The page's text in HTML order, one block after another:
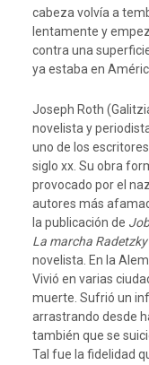
cabeza volvía a
lentamente y
contra una
ya estaba en
Joseph Roth
novelista y
uno de los
siglo xx. Su obra
provocado por el
autores más
la publicación de Job
La marcha Radetzky
novelista. En la
Vivió en varias
muerte. Sufrió un
arrastrando desde
también que se
Tal fue la fidelidad